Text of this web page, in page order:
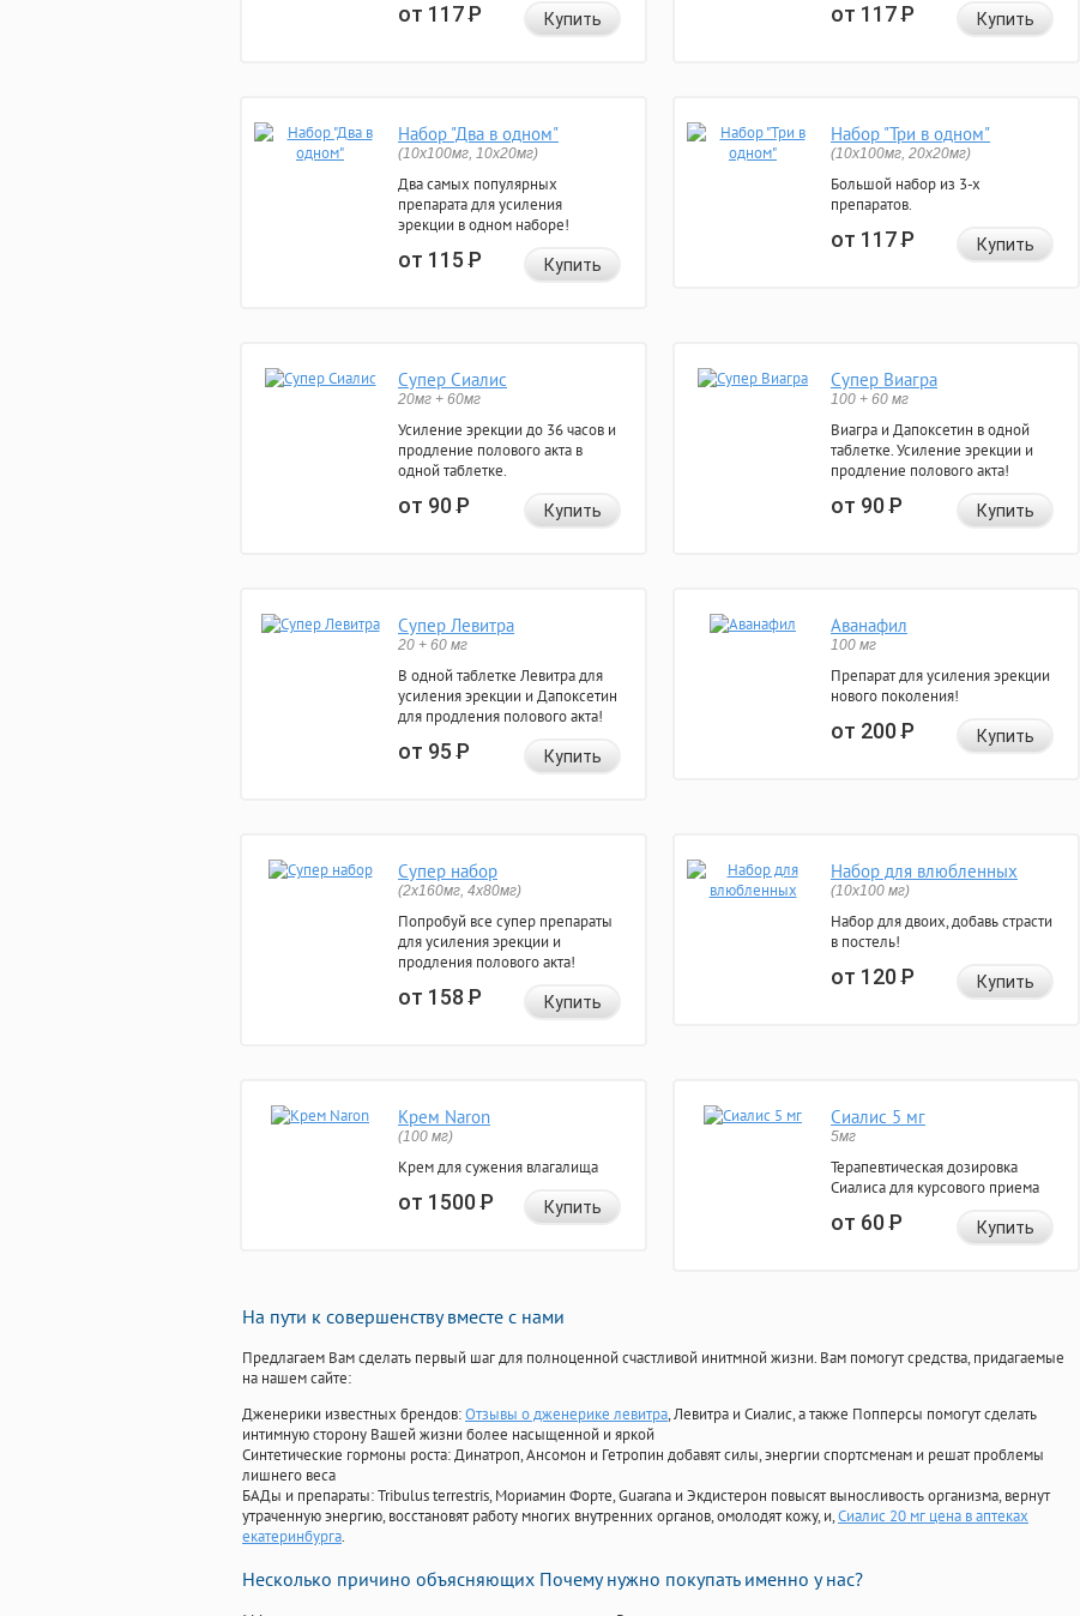
от 117Р Купить от 117Р Купить
Набор "Два в одном"
(10x100мг, 10x20мг)
Два самых популярных
препарата для усиления
эрекции в одном наборе!
от 115Р Купить
Набор "Три в одном"
(10x100мг, 20x20мг)
Большой набор из 3-х
препаратов.
от 117Р Купить
Супер Сиалис
20мг + 60мг
Усиление эрекции до 36 часов и
продление полового акта в
одной таблетке.
от 90Р Купить
Супер Виагра
100 + 60 мг
Виагра и Дапоксетин в одной
таблетке. Усиление эрекции и
продление полового акта!
от 90Р Купить
Супер Левитра
20 + 60 мг
В одной таблетке Левитра для
усиления эрекции и Дапоксетин
для продления полового акта!
от 95Р Купить
Аванафил
100 мг
Препарат для усиления эрекции
нового поколения!
от 200Р Купить
Супер набор
(2х160мг, 4х80мг)
Попробуй все супер препараты
для усиления эрекции и
продления полового акта!
от 158Р Купить
Набор для влюбленных
(10х100 мг)
Набор для двоих, добавь страсти
в постель!
от 120Р Купить
Крем Naron
(100 мг)
Крем для сужения влагалища
от 1500Р Купить
Сиалис 5 мг
5мг
Терапевтическая дозировка
Сиалиса для курсового приема
от 60Р Купить
На пути к совершенству вместе с нами
Предлагаем Вам сделать первый шаг для полноценной счастливой инитмной жизни. Вам помогут средства, придагаемые
на нашем сайте:
Дженерики известных брендов:Отзывы о дженерике левитра, Левитра и Сиалис, а также Попперсы помогут сделать
интимную сторону Вашей жизни более насыщенной и яркой
Синтетические гормоны роста: Динатроп, Ансомон и Гетропин добавят силы, энергии спортсменам и решат проблемы
лишнего веса
БАДы и препараты:Tribulus terrestris, Мориамин Форте, Guarana и Экдистерон повысят выносливость организма, вернут
утраченную энергию, восстановят работу многих внутренних органов, омолодят кожу, и,Сиалис 20 мг цена в аптеках
екатеринбурга.
Несколько причино объясняющих Почему нужно покупать именно у нас?